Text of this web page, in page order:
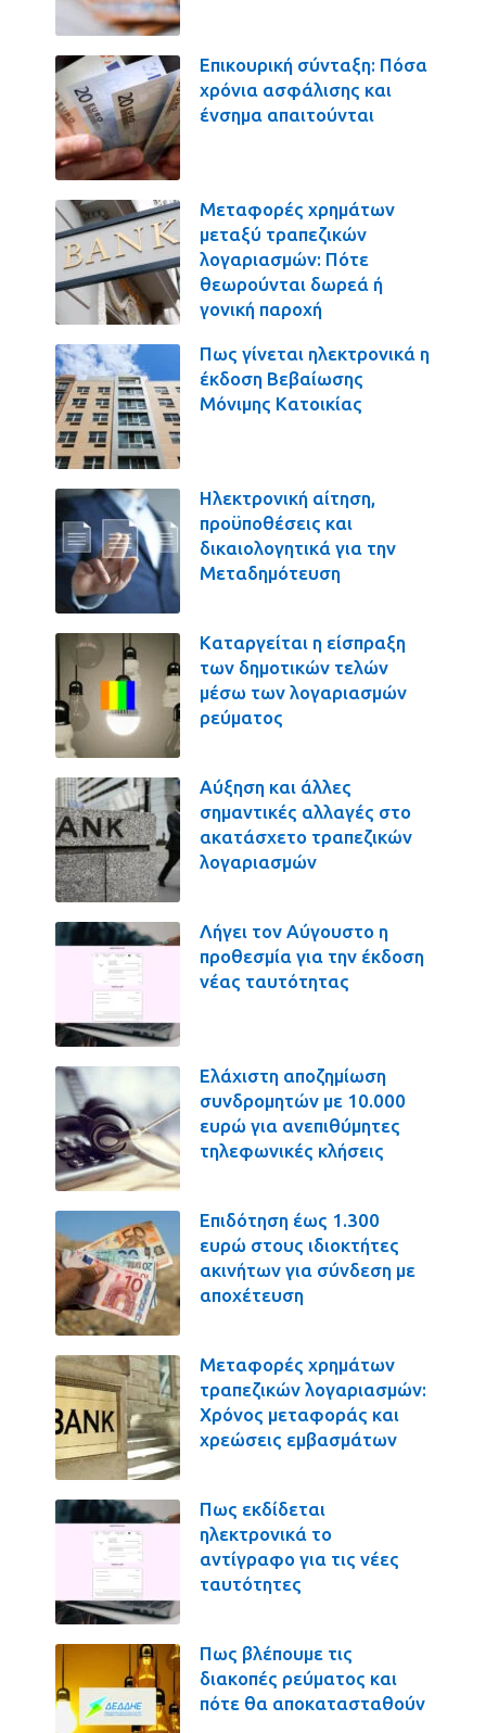
Επικουρική σύνταξη: Πόσα
χρόνια ασφάλισης και
ένσημα απαιτούνται
Μεταφορές χρημάτων
μεταξύ τραπεζικών
λογαριασμών: Πότε
θεωρούνται δωρεά ή
γονική παροχή
Πως γίνεται ηλεκτρονικά η
έκδοση Βεβαίωσης
Μόνιμης Κατοικίας
Ηλεκτρονική αίτηση,
προϋποθέσεις και
δικαιολογητικά για την
Μεταδημότευση
Καταργείται η είσπραξη
των δημοτικών τελών
μέσω των λογαριασμών
ρεύματος
Αύξηση και άλλες
σημαντικές αλλαγές στο
ακατάσχετο τραπεζικών
λογαριασμών
Λήγει τον Αύγουστο η
προθεσμία για την έκδοση
νέας ταυτότητας
Ελάχιστη αποζημίωση
συνδρομητών με 10.000
ευρώ για ανεπιθύμητες
τηλεφωνικές κλήσεις
Επιδότηση έως 1.300
ευρώ στους ιδιοκτήτες
ακινήτων για σύνδεση με
αποχέτευση
Μεταφορές χρημάτων
τραπεζικών λογαριασμών:
Χρόνος μεταφοράς και
χρεώσεις εμβασμάτων
Πως εκδίδεται
ηλεκτρονικά το
αντίγραφο για τις νέες
ταυτότητες
Πως βλέπουμε τις
διακοπές ρεύματος και
πότε θα αποκατασταθούν